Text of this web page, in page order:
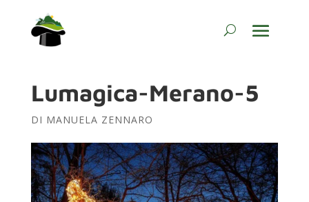
Lumagica-Merano-5
DI MANUELA ZENNARO